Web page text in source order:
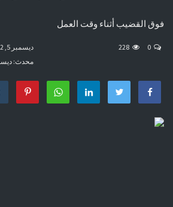
قصص مصورة
فوق القضيب أثناء وقت العمل
ديسمبر 5, 2022 - 00:00
محدث: ديسمبر 5, 2022
0
228